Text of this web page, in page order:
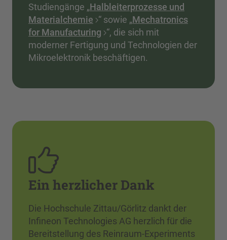
Studiengänge „Halbleiterprozesse und
Materialchemie “ sowie „Mechatronics
for Manufacturing “, die sich mit
moderner Fertigung und Technologien der
Mikroelektronik beschäftigen.
Ein herzlicher Dank
Die Hochschule Zittau/Görlitz dankt der
Infineon Technologies AG herzlich für die
Bereitstellung des Reinraum-Experiments